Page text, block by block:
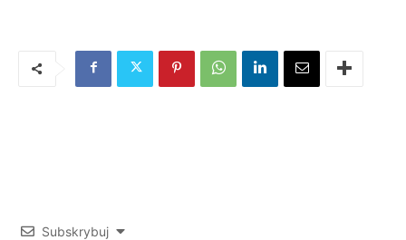
Subskrybuj